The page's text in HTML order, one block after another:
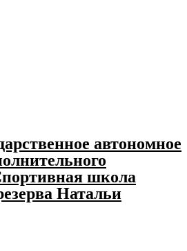
автономное
школа
Натальи